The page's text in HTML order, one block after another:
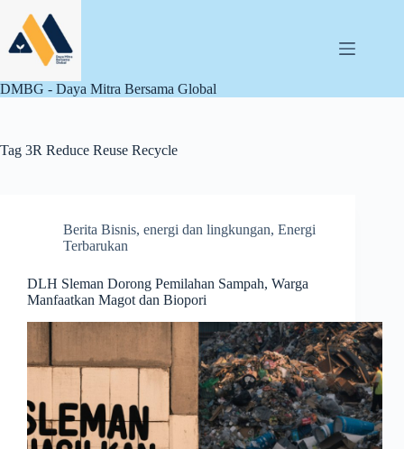
content
DMBG - Daya Mitra Bersama Global
Tag 3R Reduce Reuse Recycle
Berita Bisnis, energi dan lingkungan, Energi
Terbarukan
DLH Sleman Dorong Pemilahan Sampah, Warga
Manfaatkan Magot dan Biopori